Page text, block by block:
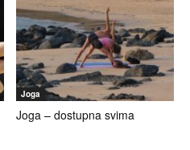
Joga
Joga – dostupna svima